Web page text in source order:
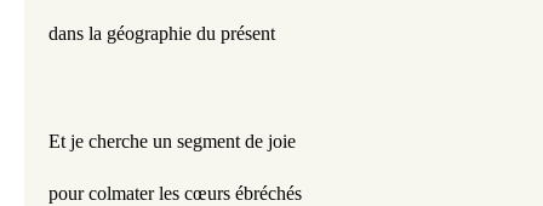
dans la géographie du présent
Et je cherche un segment de joie
pour colmater les cœurs ébréchés